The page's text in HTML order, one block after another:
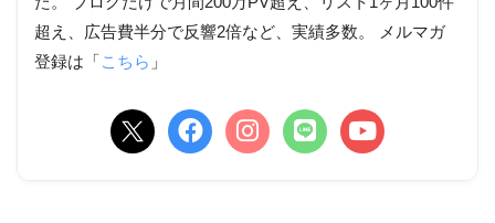
超え、広告費半分で反響2倍など、実績多数。 メルマガ
登録は「 こちら 」